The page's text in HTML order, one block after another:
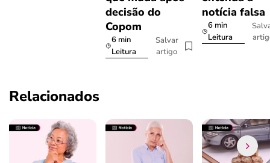
decisão do
Copom
6 min
Leitura
Salvar
artigo
notícia falsa
6 min
Leitura
Relacionados